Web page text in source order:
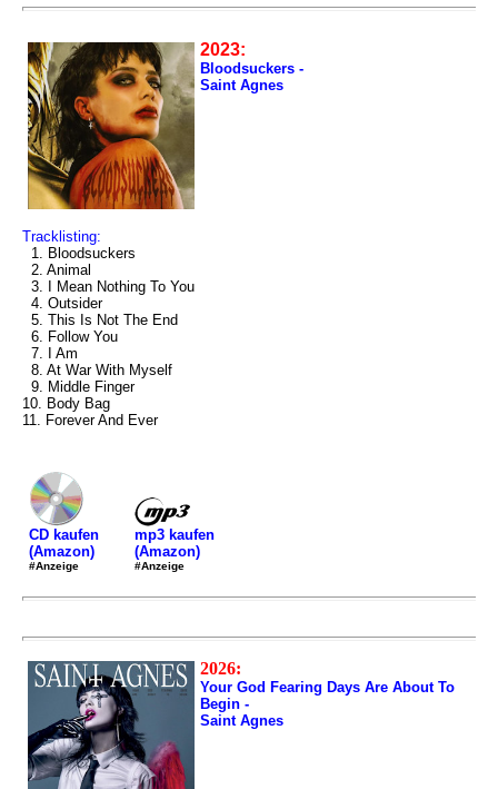
2023:
Bloodsuckers -
Saint Agnes
Tracklisting:
1. Bloodsuckers
2. Animal
3. I Mean Nothing To You
4. Outsider
5. This Is Not The End
6. Follow You
7. I Am
8. At War With Myself
9. Middle Finger
10. Body Bag
11. Forever And Ever
CD kaufen
(Amazon)
#Anzeige
mp3 kaufen
(Amazon)
#Anzeige
2026:
Your God Fearing Days Are About To
Begin -
Saint Agnes